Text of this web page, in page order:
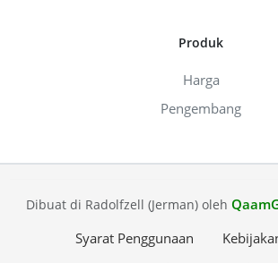
Produk
Harga
Pengembang
Dibuat di Radolfzell (Jerman) oleh
Syarat Penggunaan